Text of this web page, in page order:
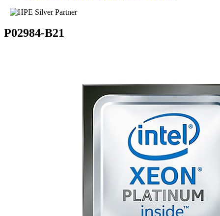
P02984-B21